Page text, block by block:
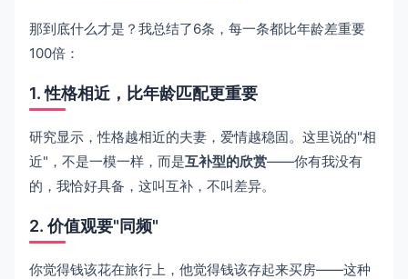
那到底什么才是？我总结了6条，每一条都比年龄差重要
100倍：
1. 性格相近，比年龄匹配更重要
研究显示，性格越相近的夫妻，爱情越稳固。这里说的"相
近"，不是一模一样，而是互补型的欣赏——你有我没有
的，我恰好具备，这叫互补，不叫差异。
2. 价值观要"同频"
你觉得钱该花在旅行上，他觉得钱该存起来买房——这种